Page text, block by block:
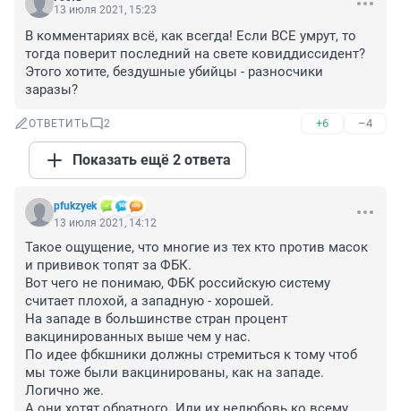
13 июля 2021, 15:23
В комментариях всё, как всегда! Если ВСЕ умрут, то
тогда поверит последний на свете ковиддиссидент?
Этого хотите, бездушные убийцы - разносчики
заразы?
ОТВЕТИТЬ 2 +6 –4
Показать ещё 2 ответа
pfukzyek
13 июля 2021, 14:12
Такое ощущение, что многие из тех кто против масок
и прививок топят за ФБК.
Вот чего не понимаю, ФБК российскую систему
считает плохой, а западную - хорошей.
На западе в большинстве стран процент
вакцинированных выше чем у нас.
По идее фбкшники должны стремиться к тому чтоб
мы тоже были вакцинированы, как на западе.
Логично же.